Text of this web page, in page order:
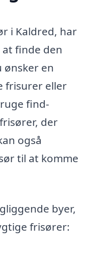
i Kaldred, har
finde den
ønsker en
frisurer eller
find-
der
også
til at komme
byer,
frisører: